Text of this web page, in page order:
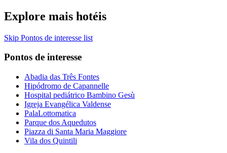
Explore mais hotéis
Skip Pontos de interesse list
Pontos de interesse
Abadia das Três Fontes
Hipódromo de Capannelle
Hospital pediátrico Bambino Gesù
Igreja Evangélica Valdense
PalaLottomatica
Parque dos Aquedutos
Piazza di Santa Maria Maggiore
Vila dos Quintili